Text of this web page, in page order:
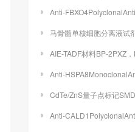
Anti-
马骨髓单核细胞分离液试
AIE-TADF材料BP-2PXZ，BP-
Anti-
CdTe/ZnS量子点标记
Anti-